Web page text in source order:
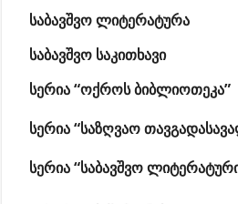
საბავშვო ლიტერატურა
საბავშვო საკითხავი
სერია “ოქროს ბიბლიოთეკა”
სერია “საზღვაო
სერია “საბავშვო